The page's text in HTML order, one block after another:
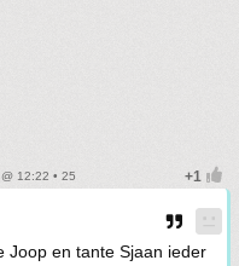
12:22 • 25
Joop en tante Sjaan ieder